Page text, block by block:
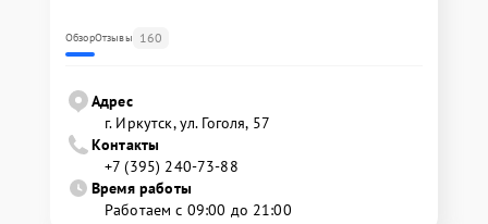
ОбзорОтзывы 160
Адрес
г. Иркутск, ул. ​Гоголя, 57
Контакты
+7 (395) 240-73-88
Время работы
Работаем с 09:00 до 21:00